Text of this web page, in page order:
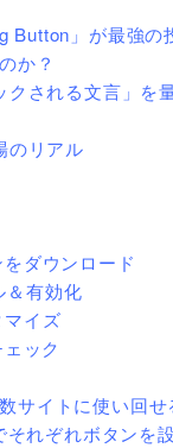
Button」が最強の
か？
クされる文言」を
のリアル
ダウンロード
有効化
イズ
ック
サイトに使い回せ
れぞれボタンを